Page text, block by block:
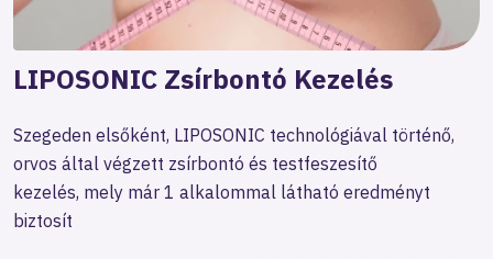
LIPOSONIC Zsírbontó Kezelés
Szegeden elsőként, LIPOSONIC technológiával történő,
orvos által végzett zsírbontó és testfeszesítő
kezelés, mely már 1 alkalommal látható eredményt
biztosít